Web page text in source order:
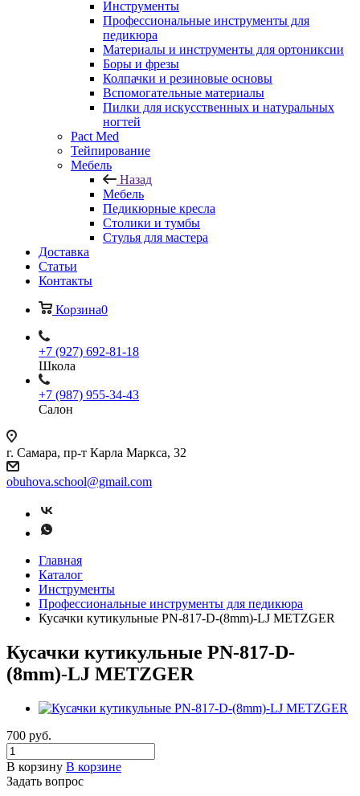
Инструменты
Профессиональные инструменты для
педикюра
Материалы и инструменты для ортониксии
Боры и фрезы
Колпачки и резиновые основы
Вспомогательные материалы
Пилки для искусственных и натуральных
ногтей
Pact Med
Тейпирование
Мебель
Назад
Мебель
Педикюрные кресла
Столики и тумбы
Стулья для мастера
Доставка
Cтатьи
Контакты
Корзина0
+7 (927) 692-81-18
Школа
+7 (987) 955-34-43
Салон
г. Самара, пр-т Карла Маркса, 32
obuhova.school@gmail.com
Главная
Каталог
Инструменты
Профессиональные инструменты для педикюра
Кусачки кутикульные PN-817-D-(8mm)-LJ METZGER
Кусачки кутикульные PN-817-D-
(8mm)-LJ METZGER
700 руб.
В корзину В корзине
Задать вопрос